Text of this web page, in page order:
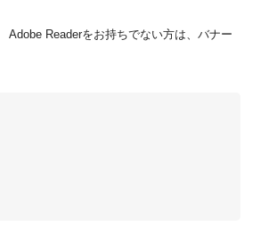
Adobe Readerをお持ちでない方は、バナー